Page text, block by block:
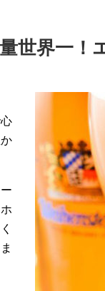
世界一！